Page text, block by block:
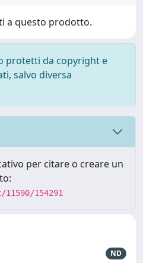
a questo prodotto.
protetti da copyright e
salvo diversa
per citare o creare un
154291
ND